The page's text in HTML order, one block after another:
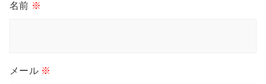
名前 ※
メール ※